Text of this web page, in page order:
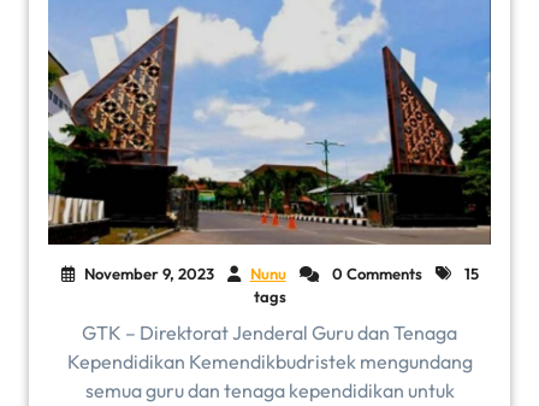
November 9, 2023 Nunu 0 Comments
15
tags
GTK – Direktorat Jenderal Guru dan Tenaga
Kependidikan Kemendikbudristek mengundang
semua guru dan tenaga kependidikan untuk